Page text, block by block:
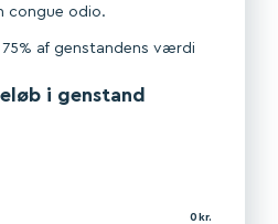
congue odio.
af genstandens værdi
i genstand
0